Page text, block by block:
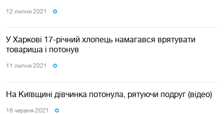
12 липня 2021
У Харкові 17-річний хлопець намагався врятувати
товариша і потонув
11 липня 2021
На Київщині дівчинка потонула, рятуючи подруг (відео)
16 червня 2021